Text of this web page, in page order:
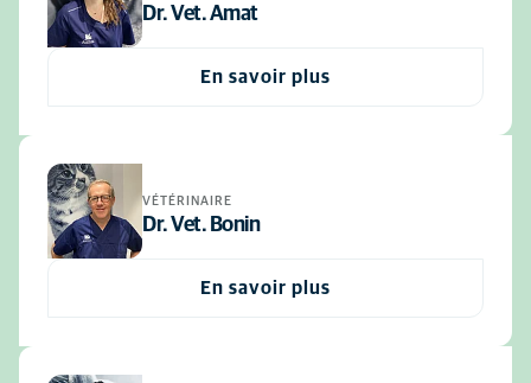
Dr. Vet. Amat
En savoir plus
VÉTÉRINAIRE
Dr. Vet. Bonin
En savoir plus